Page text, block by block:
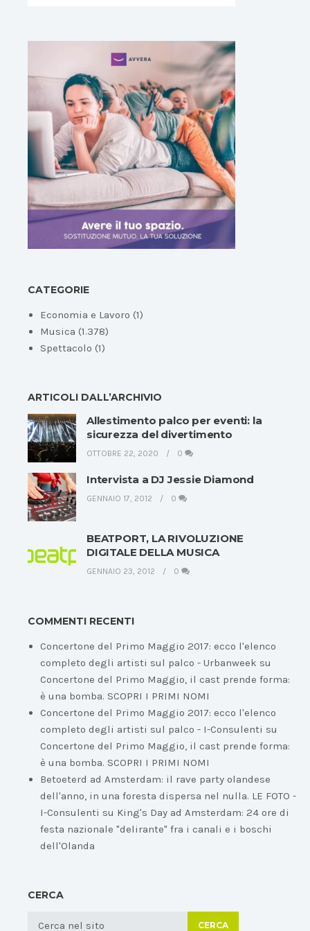
CATEGORIE
Economia e Lavoro (1)
Musica (1.378)
Spettacolo (1)
ARTICOLI DALL’ARCHIVIO
Allestimento palco per eventi: la
sicurezza del divertimento
OTTOBRE 22, 2020 0
Intervista a DJ Jessie Diamond
GENNAIO 17, 2012 0
BEATPORT, LA RIVOLUZIONE
DIGITALE DELLA MUSICA
GENNAIO 23, 2012 0
COMMENTI RECENTI
Concertone del Primo Maggio 2017: ecco l'elenco
completo degli artisti sul palco - Urbanweek su
Concertone del Primo Maggio, il cast prende forma:
è una bomba. SCOPRI I PRIMI NOMI
Concertone del Primo Maggio 2017: ecco l'elenco
completo degli artisti sul palco - I-Consulenti su
Concertone del Primo Maggio, il cast prende forma:
è una bomba. SCOPRI I PRIMI NOMI
Betoeterd ad Amsterdam: il rave party olandese
dell'anno, in una foresta dispersa nel nulla. LE FOTO -
I-Consulenti su King's Day ad Amsterdam: 24 ore di
festa nazionale "delirante" fra i canali e i boschi
dell'Olanda
CERCA
CERCA